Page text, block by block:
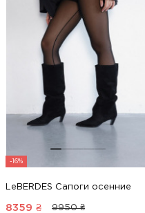
-16%
LeBERDES Сапоги осенние
8359 ₴ 9950 ₴